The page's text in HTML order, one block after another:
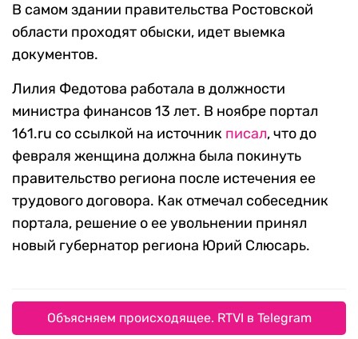
В самом здании правительства Ростовской
области проходят обыски, идет выемка
документов.
Лилия Федотова работала в должности
министра финансов 13 лет. В ноябре портал
161.ru со ссылкой на источник писал, что до
февраля женщина должна была покинуть
правительство региона после истечения ее
трудового договора. Как отмечал собеседник
портала, решение о ее увольнении принял
новый губернатор региона Юрий Слюсарь.
Объясняем происходящее. RTVI в Telegram